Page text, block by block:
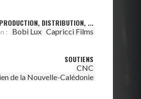
PRODUCTION, DISTRIBUTION, ...
: Bobi Lux Capricci Films
SOUTIENS
CNC
de la Nouvelle-Calédonie